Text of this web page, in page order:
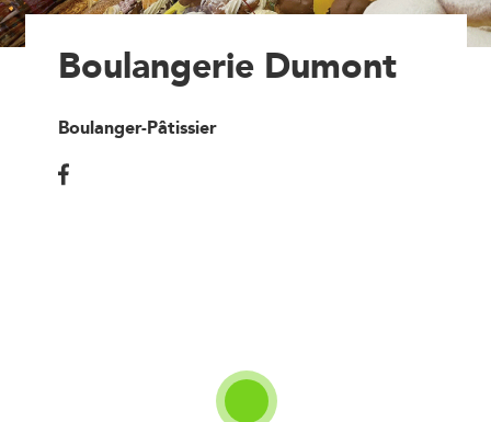
Boulangerie Dumont
Boulanger-Pâtissier